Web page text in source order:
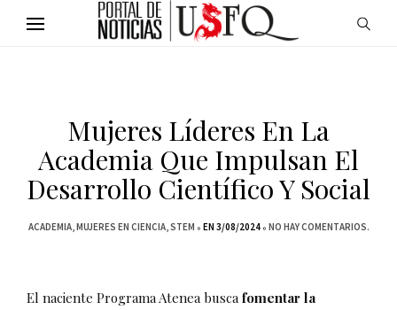
Mujeres Líderes En La
Academia Que Impulsan El
Desarrollo Científico Y Social
ACADEMIA MUJERES EN CIENCIA STEM EN 3/08/2024 NO HAY COMENTARIOS.
El naciente Programa Atenea buscafomentar la